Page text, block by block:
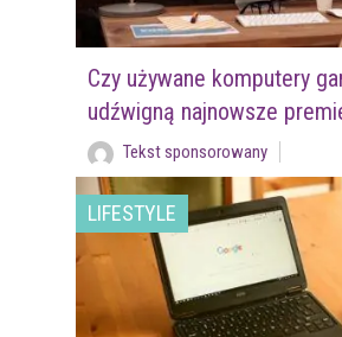
Czy używane komputery
udźwigną najnowsze
Tekst sponsorowany
LIFESTYLE